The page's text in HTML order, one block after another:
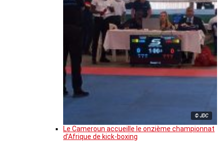
© JDC
Le Cameroun accueille le onzième championnat
d’Afrique de kick-boxing